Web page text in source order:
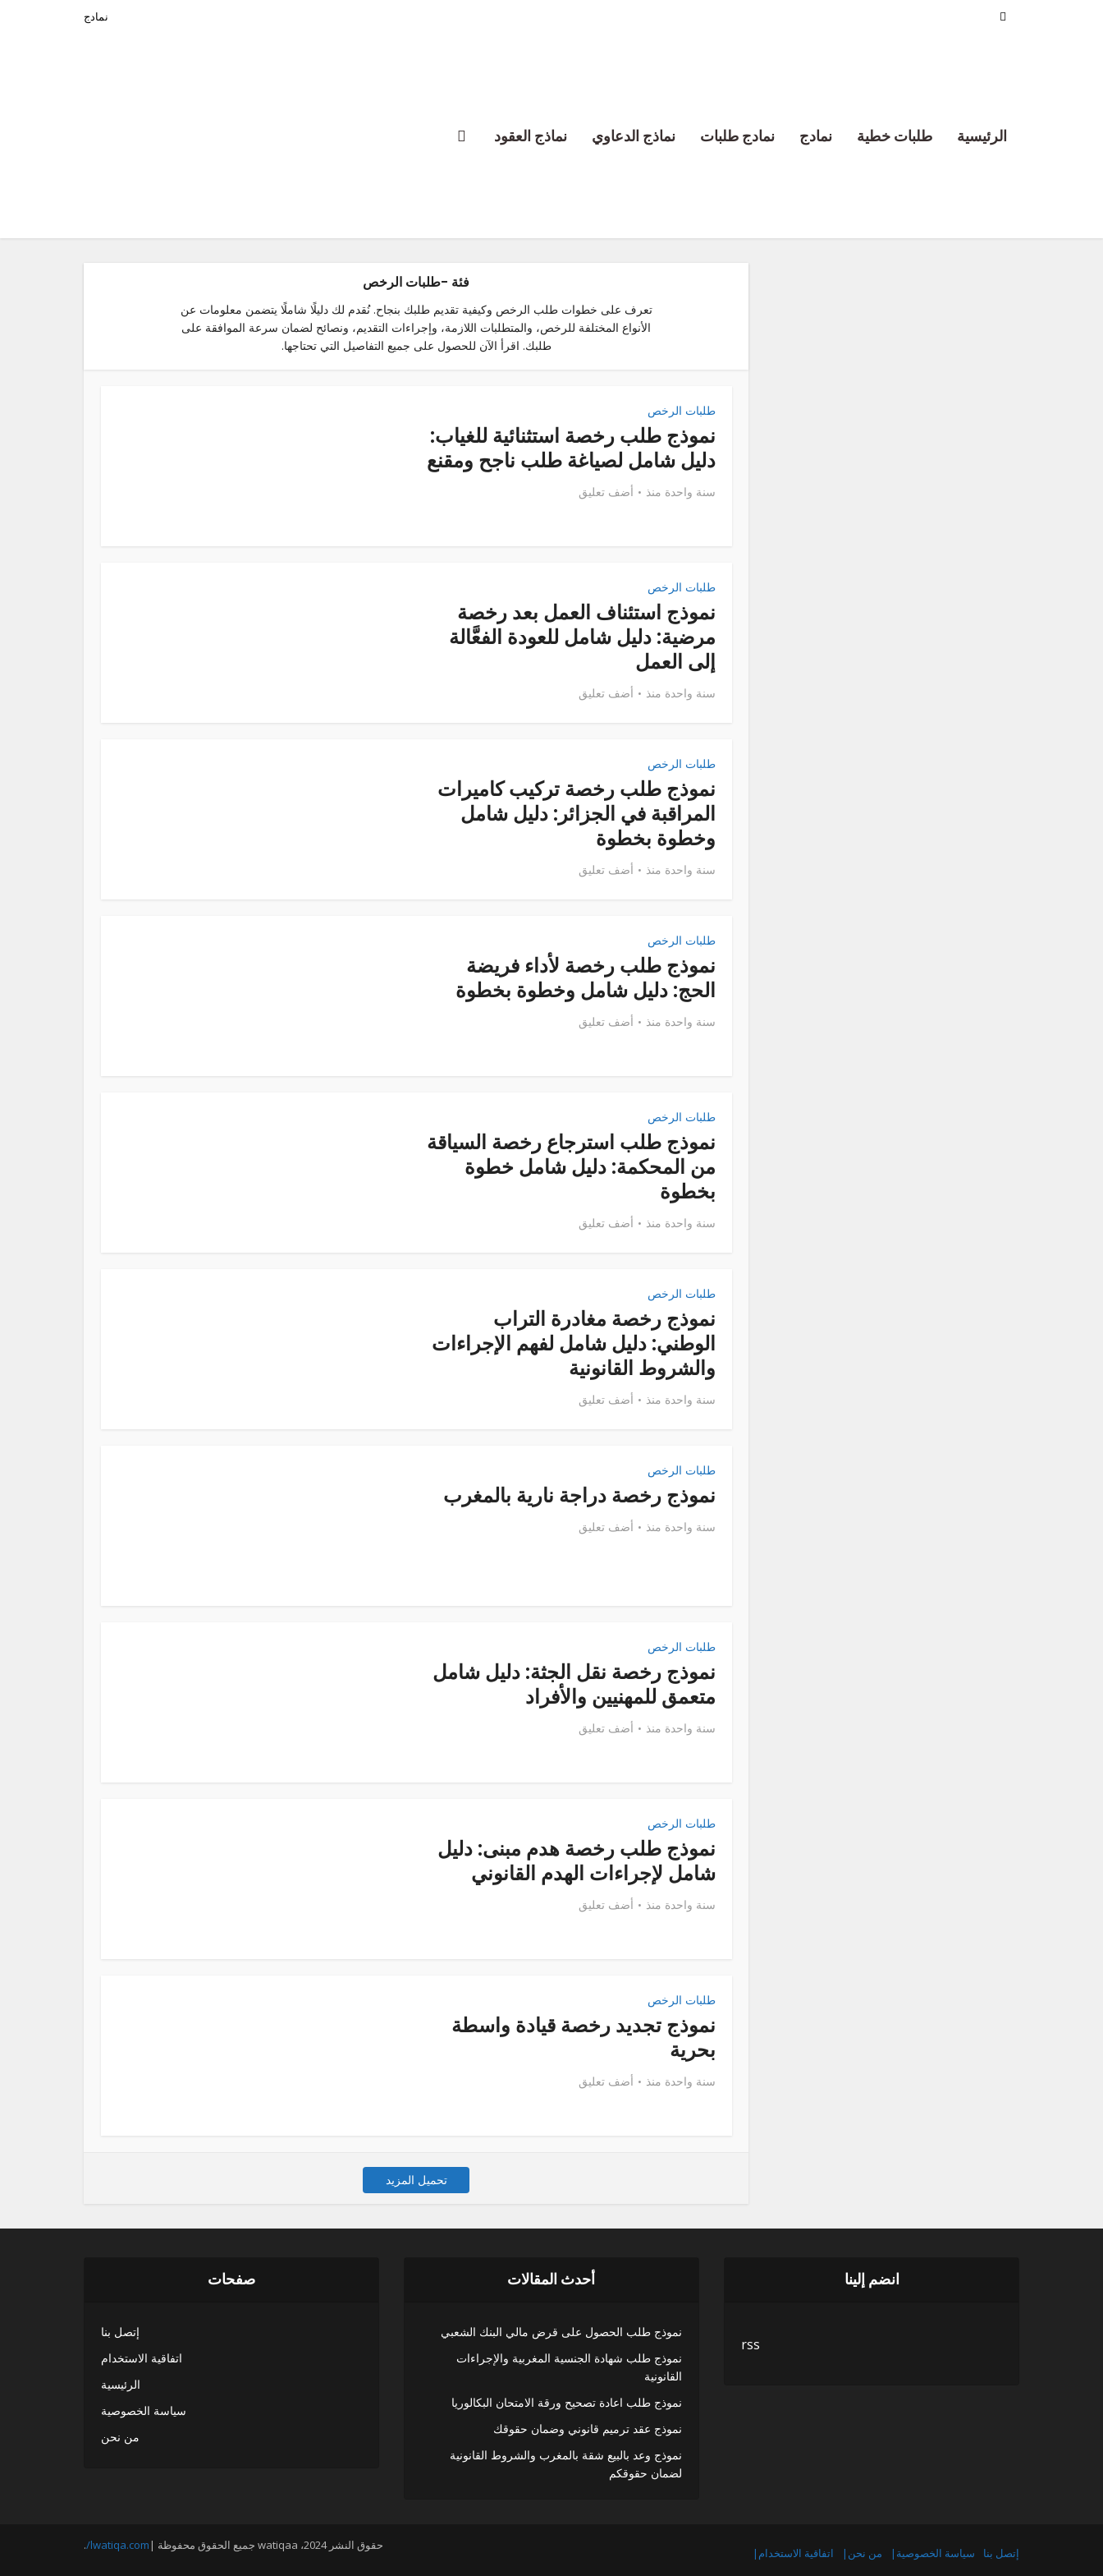
نمادج
الرئيسية طلبات خطية نمادج نمادج طلبات نماذج الدعاوي نماذج العقود
فئة -طلبات الرخص
تعرف على خطوات طلب الرخص وكيفية تقديم طلبك بنجاح. نُقدم لك دليلًا شاملًا يتضمن معلومات عن
الأنواع المختلفة للرخص، والمتطلبات اللازمة، وإجراءات التقديم، ونصائح لضمان سرعة الموافقة على
طلبك. اقرأ الآن للحصول على جميع التفاصيل التي تحتاجها.
طلبات الرخص
نموذج طلب رخصة استثنائية للغياب:
دليل شامل لصياغة طلب ناجح ومقنع
سنة واحدة منذ أضف تعليق
طلبات الرخص
نموذج استئناف العمل بعد رخصة
مرضية: دليل شامل للعودة الفعَّالة
إلى العمل
سنة واحدة منذ أضف تعليق
طلبات الرخص
نموذج طلب رخصة تركيب كاميرات
المراقبة في الجزائر: دليل شامل
وخطوة بخطوة
سنة واحدة منذ أضف تعليق
طلبات الرخص
نموذج طلب رخصة لأداء فريضة
الحج: دليل شامل وخطوة بخطوة
سنة واحدة منذ أضف تعليق
طلبات الرخص
نموذج طلب استرجاع رخصة السياقة
من المحكمة: دليل شامل خطوة
بخطوة
سنة واحدة منذ أضف تعليق
طلبات الرخص
نموذج رخصة مغادرة التراب
الوطني: دليل شامل لفهم الإجراءات
والشروط القانونية
سنة واحدة منذ أضف تعليق
طلبات الرخص
نموذج رخصة دراجة نارية بالمغرب
سنة واحدة منذ أضف تعليق
طلبات الرخص
نموذج رخصة نقل الجثة: دليل شامل
متعمق للمهنيين والأفراد
سنة واحدة منذ أضف تعليق
طلبات الرخص
نموذج طلب رخصة هدم مبنى: دليل
شامل لإجراءات الهدم القانوني
سنة واحدة منذ أضف تعليق
طلبات الرخص
نموذج تجديد رخصة قيادة واسطة
بحرية
سنة واحدة منذ أضف تعليق
تحميل المزيد
صفحات
إتصل بنا
اتفاقية الاستخدام
الرئيسية
سياسة الخصوصية
من نحن
أحدث المقالات
نموذج طلب الحصول على قرض مالي البنك الشعبي
نموذج طلب شهادة الجنسية المغربية والإجراءات
القانونية
نموذج طلب اعادة تصحيح ورقة الامتحان البكالوريا
نموذج عقد ترميم قانوني وضمان حقوقك
نموذج وعد بالبيع شقة بالمغرب والشروط القانونية
لضمان حقوقكم
انضم إلينا
rss
حقوق النشر 2024، watiqaa جميع الحقوق محفوظة | lwatiqa.com/
.
اتفاقية الاستخدام| من نحن| سياسة الخصوصية| إتصل بنا